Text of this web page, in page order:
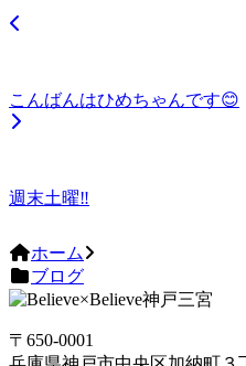
こんばんはひめちゃんです😊
週末土曜‼️
ホーム
ブログ
〒650-0001